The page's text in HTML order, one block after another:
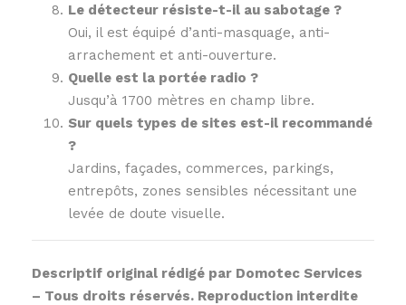
Le détecteur résiste-t-il au sabotage ?
Oui, il est équipé d’anti-masquage, anti-
arrachement et anti-ouverture.
Quelle est la portée radio ?
Jusqu’à 1700 mètres en champ libre.
Sur quels types de sites est-il recommandé
?
Jardins, façades, commerces, parkings,
entrepôts, zones sensibles nécessitant une
levée de doute visuelle.
Descriptif original rédigé par Domotec Services
– Tous droits réservés. Reproduction interdite